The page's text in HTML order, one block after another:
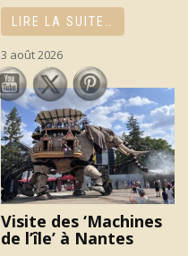
LIRE LA SUITE…
3 août 2026
Visite des ‘Machines
de l’île’ à Nantes